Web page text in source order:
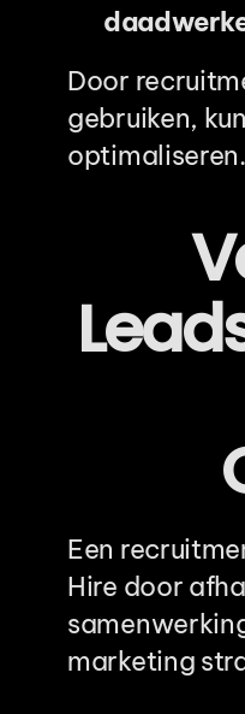
Door
gebruiken,
optimaliseren.
Een
Hire door
marketing